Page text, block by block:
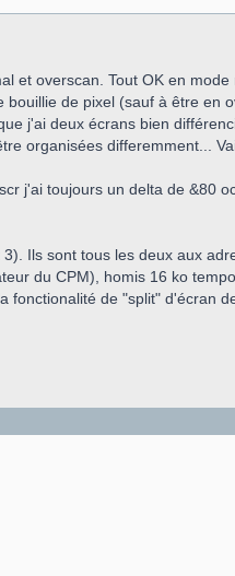
et overscan. Tout OK en
de pixel (sauf à être en
j'ai deux écrans bien
organisées differemment...
j'ai toujours un delta de &80
Ils sont tous les deux aux
du CPM), homis 16 ko
de "split" d'écran